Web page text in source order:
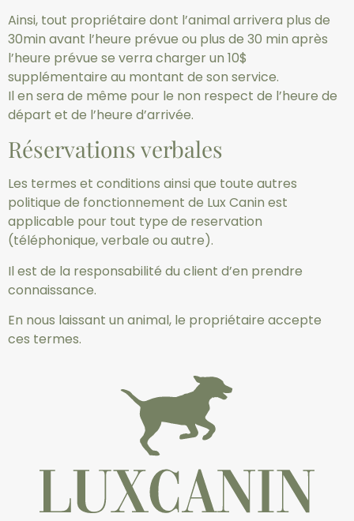
Ainsi, tout propriétaire dont l’animal arrivera plus de
30min avant l’heure prévue ou plus de 30 min après
l’heure prévue se verra charger un 10$
supplémentaire au montant de son service.
Il en sera de même pour le non respect de l’heure de
départ et de l’heure d’arrivée.
Réservations verbales
Les termes et conditions ainsi que toute autres
politique de fonctionnement de Lux Canin est
applicable pour tout type de reservation
(téléphonique, verbale ou autre).
Il est de la responsabilité du client d’en prendre
connaissance.
En nous laissant un animal, le propriétaire accepte
ces termes.